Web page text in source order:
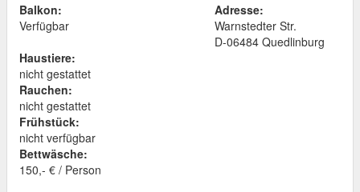
Balkon:
Verfügbar
Haustiere:
nicht gestattet
Rauchen:
nicht gestattet
Frühstück:
nicht verfügbar
Bettwäsche:
150,- € / Person
Adresse:
Warnstedter Str.
D-06484Quedlinburg